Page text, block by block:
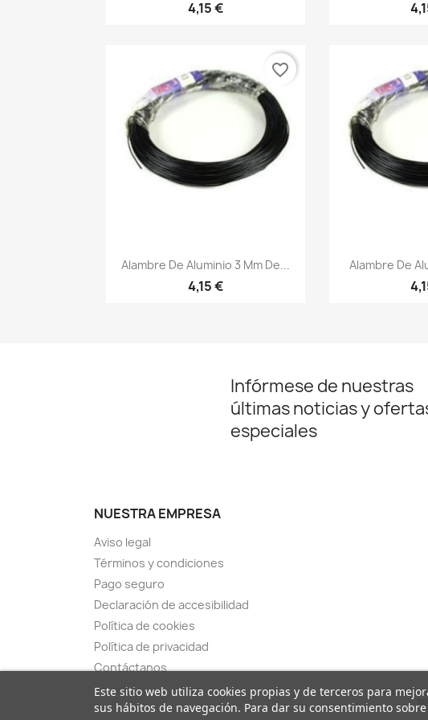
4,15 €
Vista rápida
Alambre De Aluminio 3 Mm De...
4,15 €
favorite_border

Alambre De
Infórmese de nuestras
últimas noticias y
especiales
NUESTRA EMPRESA
Aviso legal
Términos y condiciones
Pago seguro
Declaración de accesibilidad
Política de cookies
Política de privacidad
Contáctanos
Este sitio web utiliza cookies propias y de terceros para
sus hábitos de navegación. Para dar su consentimiento